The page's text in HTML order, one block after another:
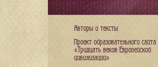
Авторы и тексты
Проект образовательного сайта
«Тридцать веков Европейской
цивилизации»